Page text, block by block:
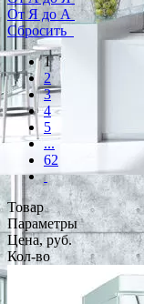
От Я до А
Сбросить
1
2
3
4
5
...
62
Товар
Параметры
Цена, руб.
Кол-во